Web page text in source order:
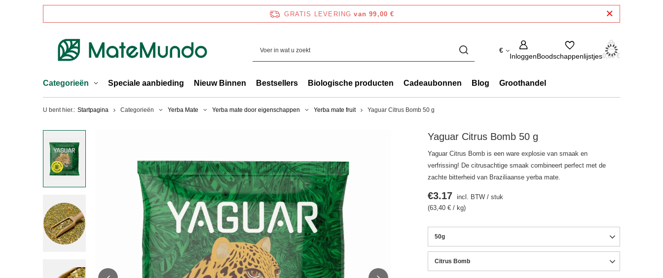
GRATIS LEVERING van 99,00 €
€
InloggenBoodschappenlijstjes0,00 €
Categorieën Speciale aanbieding Nieuw Binnen Bestsellers Biologische producten Cadeaubonnen Blog Groothandel
U bent hier.: Startpagina Categorieën Yerba Mate Yerba mate door eigenschappen Yerba mate fruit Yaguar Citrus Bomb 50 g
Yaguar Citrus Bomb 50 g
Yaguar Citrus Bomb is een ware explosie van smaak en
verfrissing! De citrusachtige smaak combineert perfect met de
zachte bitterheid van Braziliaanse yerba mate.
50g
Citrus Bomb
€3.17 incl. BTW /stuk
(63,40 € / kg)